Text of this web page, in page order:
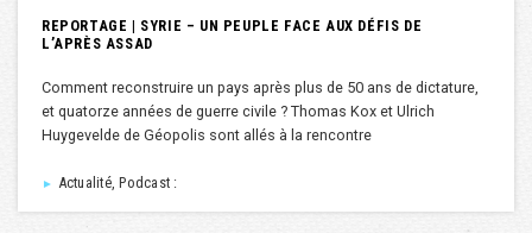
REPORTAGE | SYRIE – UN PEUPLE FACE AUX DÉFIS DE
L’APRÈS ASSAD
Comment reconstruire un pays après plus de 50 ans de dictature,
et quatorze années de guerre civile ? Thomas Kox et Ulrich
Huygevelde de Géopolis sont allés à la rencontre
► Actualité, Podcast :